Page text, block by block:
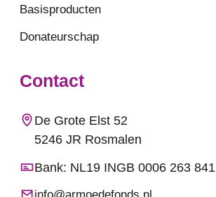
Basisproducten
Donateurschap
Contact
De Grote Elst 52
5246 JR Rosmalen
Bank: NL19 INGB 0006 263 841